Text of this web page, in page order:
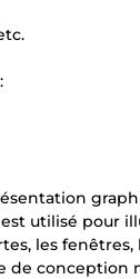
est utilisé pour
les
de conception